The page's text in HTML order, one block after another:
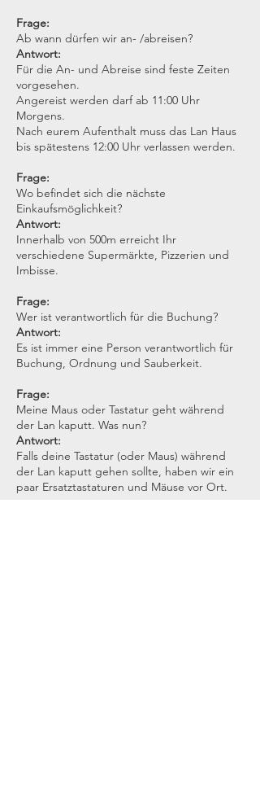
Frage:
Ab wann dürfen wir an- /abreisen?
Antwort:
Für die An- und Abreise sind feste Zeiten
vorgesehen.
Angereist werden darf ab 11:00 Uhr
Morgens.
Nach eurem Aufenthalt muss das Lan Haus
bis spätestens 12:00 Uhr verlassen werden.
Frage:
Wo befindet sich die nächste
Einkaufsmöglichkeit?
Antwort:
Innerhalb von 500m erreicht Ihr
verschiedene Supermärkte, Pizzerien und
Imbisse.
Frage:
Wer ist verantwortlich für die Buchung?
Antwort:
Es ist immer eine Person verantwortlich für
Buchung, Ordnung und Sauberkeit.
Frage:
Meine Maus oder Tastatur geht während
der Lan kaputt. Was nun?
Antwort:
Falls deine Tastatur (oder Maus) während
der Lan kaputt gehen sollte, haben wir ein
paar Ersatztastaturen und Mäuse vor Ort.